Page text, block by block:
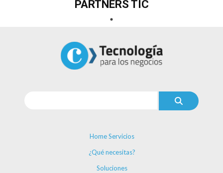
PARTNERS TIC
Home Servicios
¿Qué necesitas?
Soluciones